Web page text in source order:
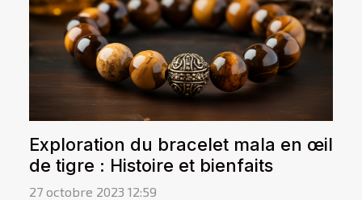
Exploration du bracelet mala en œil
de tigre : Histoire et bienfaits
27 octobre 2023 12:59